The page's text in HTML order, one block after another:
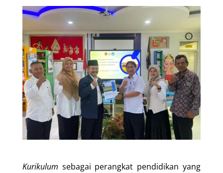
Kurikulum sebagai perangkat pendidikan yang